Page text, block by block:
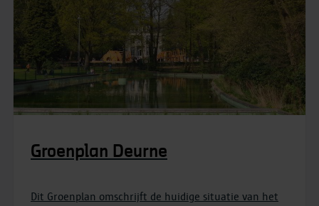
Groenplan Deurne
Dit Groenplan omschrijft de huidige situatie van het